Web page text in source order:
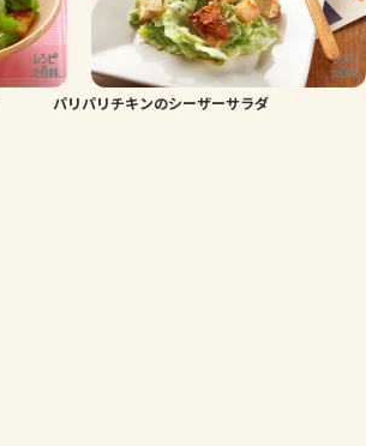
パリパリチキンのシーザーサラダ